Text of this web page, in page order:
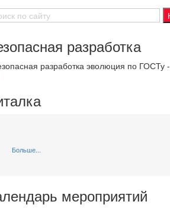
разработка
разработка эволюция по ГОСТу -
Больше...
мероприятий